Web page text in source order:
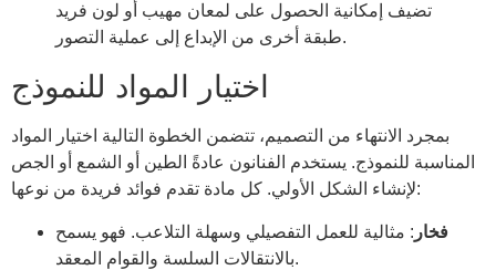
تضيف إمكانية الحصول على لمعان مهيب أو لون فريد
طبقة أخرى من الإبداع إلى عملية التصور.
اختيار المواد للنموذج
بمجرد الانتهاء من التصميم، تتضمن الخطوة التالية اختيار المواد
المناسبة للنموذج. يستخدم الفنانون عادةً الطين أو الشمع أو الجص
لإنشاء الشكل الأولي. كل مادة تقدم فوائد فريدة من نوعها:
فخار : مثالية للعمل التفصيلي وسهلة التلاعب. فهو يسمح
بالانتقالات السلسة والقوام المعقد.